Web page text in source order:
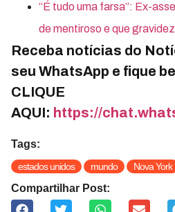
“É tudo uma farsa”: Ex-
de mentiroso e que
Receba notícias do
seu WhatsApp e fique
CLIQUE
AQUI: https://
Tags:
estados unidos mundo Nova York
Compartilhar Post: